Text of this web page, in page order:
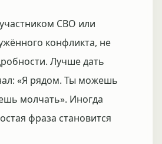
СВО или
конфликта, не
Лучше дать
«Я рядом. Ты можешь
молчать». Иногда
фраза становится